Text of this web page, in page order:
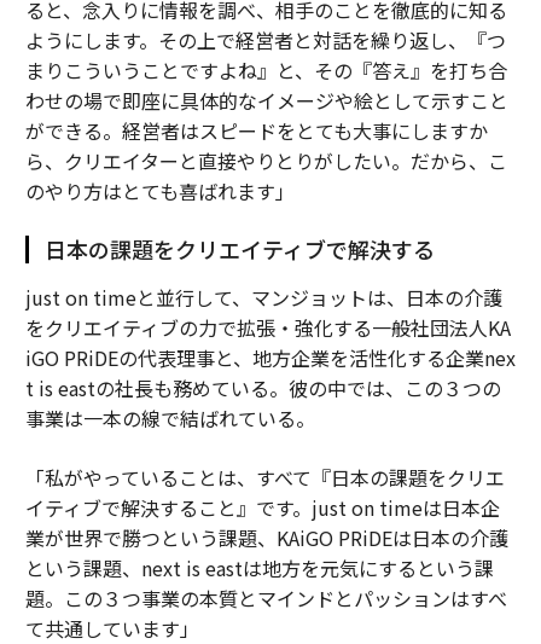
ると、念入りに情報を調べ、相手のことを徹底的に知る
ようにします。その上で経営者と対話を繰り返し、『つ
まりこういうことですよね』と、その『答え』を打ち合
わせの場で即座に具体的なイメージや絵として示すこと
ができる。経営者はスピードをとても大事にしますか
ら、クリエイターと直接やりとりがしたい。だから、こ
のやり方はとても喜ばれます」
日本の課題をクリエイティブで解決する
just on timeと並行して、マンジョットは、日本の介護
をクリエイティブの力で拡張・強化する一般社団法人KA
iGO PRiDEの代表理事と、地方企業を活性化する企業nex
t is eastの社長も務めている。彼の中では、この３つの
事業は一本の線で結ばれている。
「私がやっていることは、すべて『日本の課題をクリエ
イティブで解決すること』です。just on timeは日本企
業が世界で勝つという課題、KAiGO PRiDEは日本の介護
という課題、next is eastは地方を元気にするという課
題。この３つ事業の本質とマインドとパッションはすべ
て共通しています」